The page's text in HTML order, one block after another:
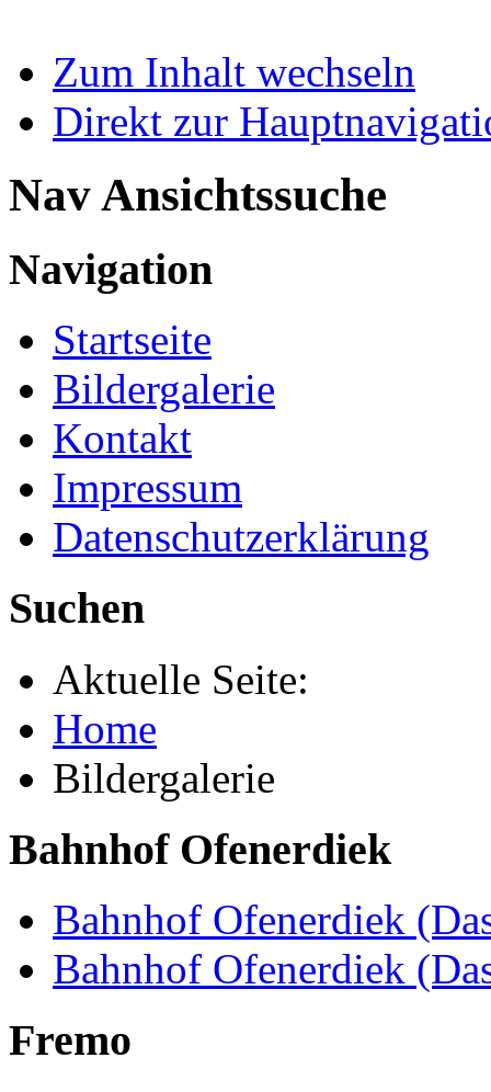
Zum Inhalt wechseln
Direkt zur
Nav Ansichtssuche
Navigation
Startseite
Bildergalerie
Kontakt
Impressum
Datenschutzerklärung
Suchen
Aktuelle Seite:
Home
Bildergalerie
Bahnhof Ofenerdiek
Bahnhof Ofenerdiek
Bahnhof Ofenerdiek
Fremo